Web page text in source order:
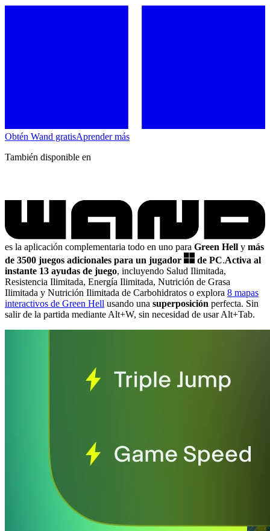
Obtén Wand gratisAprender más
También disponible en
es la aplicación complementaria todo en uno para Green Hell y más
de 3500 juegos adicionales para un jugador
de PC.Activa al
instante 13 ayudas de juego, incluyendo Salud Ilimitada,
Resistencia Ilimitada, Energía Ilimitada, Nutrición de Grasa
Ilimitada y Nutrición Ilimitada de Carbohidratos o explora 8 mapas
interactivos de Green Hell usando una superposición perfecta. Sin
salir de la partida mediante Alt+W, sin necesidad de usar Alt+Tab.